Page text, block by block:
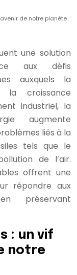
de notre planète
une solution
aux défis
auxquels la
la croissance
industriel, la
augmente
liés à la
tels que le
de l’air.
offrent une
répondre aux
préservant
: un vif
notre